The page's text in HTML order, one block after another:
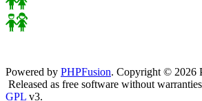
Powered by PHPFusion. Copyright © 2026
Released as free software without
GPL v3.